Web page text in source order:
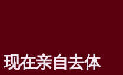
在亲自去体